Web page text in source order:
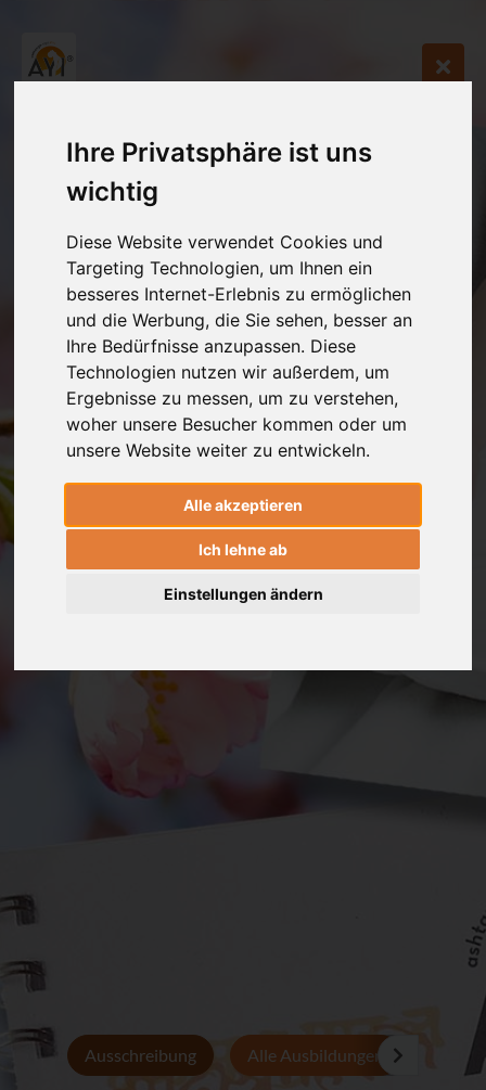
Ihre Privatsphäre ist uns
wichtig
Diese Website verwendet Cookies und
Targeting Technologien, um Ihnen ein
besseres Internet-Erlebnis zu ermöglichen
und die Werbung, die Sie sehen, besser an
Ihre Bedürfnisse anzupassen. Diese
Technologien nutzen wir außerdem, um
Ergebnisse zu messen, um zu verstehen,
woher unsere Besucher kommen oder um
unsere Website weiter zu entwickeln.
Alle akzeptieren
Ich lehne ab
Einstellungen ändern
Ausschreibung Alle Ausbildungen